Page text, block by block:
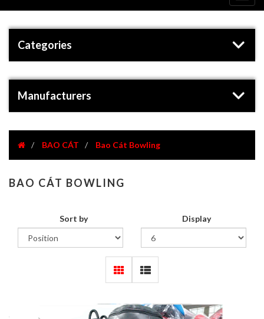
Categories
Manufacturers
BAO CÁT Bao Cát Bowling
BAO CÁT BOWLING
Sort by Display